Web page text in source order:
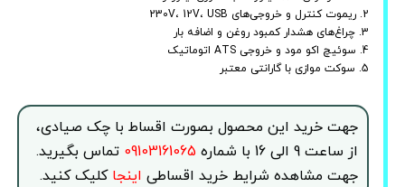
2. ریموت کنترل و خروجی‌های 230V، 12V، USB
3. چراغ‌های هشدار کمبود روغن و اضافه بار
4. سوئیچ اکو مود و خروجی ATS اتوماتیک
5. سوکت موازی با گارانتی معتبر
جهت خرید این محصول بصورت اقساط با چک صیادی،
از ساعت 9 الی 16 با شماره
09103161065 تماس بگیرید.
جهت مشاهده شرایط خرید اقساطی اینجاکلیک کنید.